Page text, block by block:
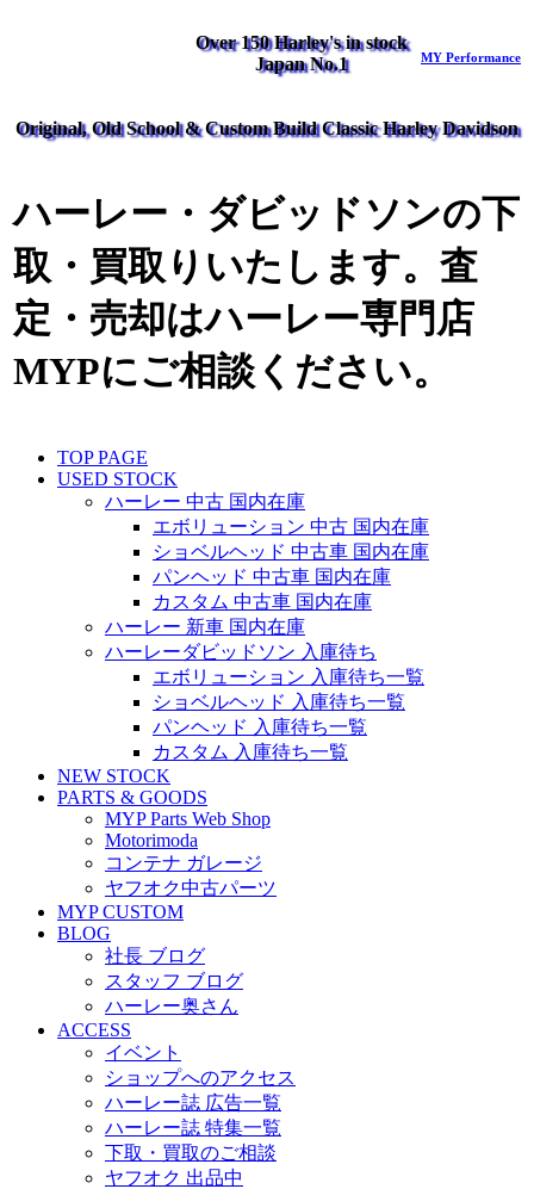
Over 150 Harley's in stock
Japan No.1
MY Performance
Original, Old School & Custom Build Classic Harley Davidson
ハーレー・ダビッドソンの下
取・買取りいたします。査
定・売却はハーレー専門店
MYPにご相談ください。
TOP PAGE
USED STOCK
ハーレー 中古 国内在庫
エボリューション 中古 国内在庫
ショベルヘッド 中古車 国内在庫
パンヘッド 中古車 国内在庫
カスタム 中古車 国内在庫
ハーレー 新車 国内在庫
ハーレーダビッドソン 入庫待ち
エボリューション 入庫待ち一覧
ショベルヘッド 入庫待ち一覧
パンヘッド 入庫待ち一覧
カスタム 入庫待ち一覧
NEW STOCK
PARTS & GOODS
MYP Parts Web Shop
Motorimoda
コンテナ ガレージ
ヤフオク中古パーツ
MYP CUSTOM
BLOG
社長 ブログ
スタッフ ブログ
ハーレー奥さん
ACCESS
イベント
ショップへのアクセス
ハーレー誌 広告一覧
ハーレー誌 特集一覧
下取・買取のご相談
ヤフオク 出品中